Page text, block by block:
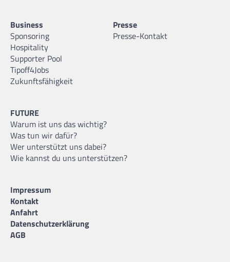
Business
Sponsoring
Hospitality
Supporter Pool
Tipoff4Jobs
Zukunftsfähigkeit
Presse
Presse-Kontakt
FUTURE
Warum ist uns das wichtig?
Was tun wir dafür?
Wer unterstützt uns dabei?
Wie kannst du uns unterstützen?
Impressum
Kontakt
Anfahrt
Datenschutzerklärung
AGB